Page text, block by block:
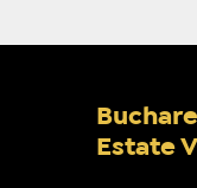
Estate